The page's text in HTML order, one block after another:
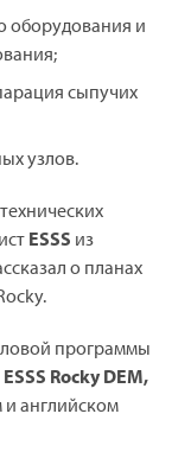
оборудования и
сыпучих
узлов.
ESSS из
о планах
программы
ESSS Rocky DEM,
и английском